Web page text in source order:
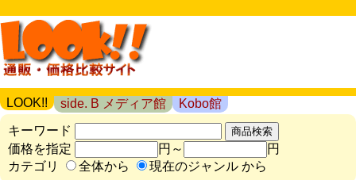
LOOK!! side. B メディア館
Kobo館
キーワード
価格を指定
円～
円
カテゴリ
全体から 現在のジャンル から